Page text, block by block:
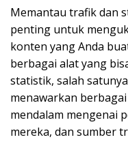
Memantau trafik dan
penting untuk
konten yang Anda
berbagai alat yang
statistik, salah
menawarkan
mendalam mengenai
mereka, dan sumber